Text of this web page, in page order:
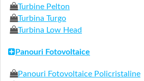
Turbine Pelton
Turbina Turgo
Turbina Low Head
Panouri Fotovoltaice
Panouri Fotovoltaice Policristaline